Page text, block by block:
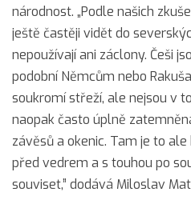
národnost. „Podle našich
ještě častěji vidět do
nepoužívají ani záclony. Češi
podobní Němcům nebo
soukromí střeží, ale nejsou v
naopak často úplně
závěsů a okenic. Tam je to
před vedrem a s touhou po
souviset,” dodává Miloslav